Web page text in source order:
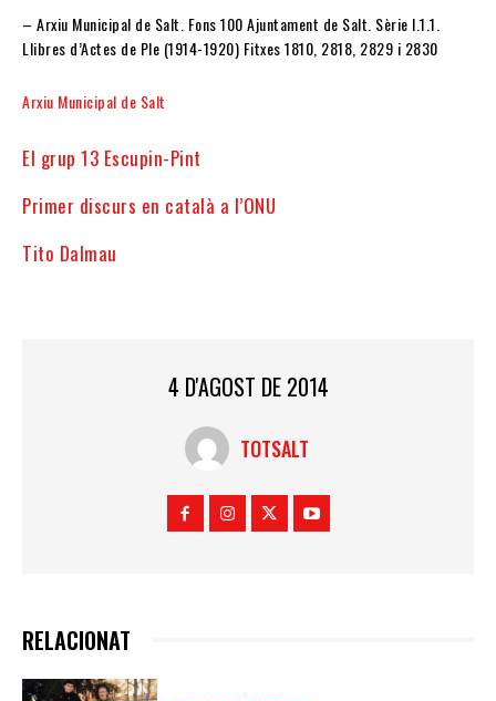
– Arxiu Municipal de Salt. Fons 100 Ajuntament de Salt. Sèrie I.1.1.
Llibres d’Actes de Ple (1914-1920) Fitxes 1810, 2818, 2829 i 2830
Arxiu Municipal de Salt
El grup 13 Escupin-Pint
Primer discurs en català a l’ONU
Tito Dalmau
4 D'AGOST DE 2014
TOTSALT
RELACIONAT